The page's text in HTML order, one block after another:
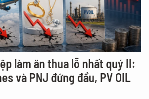
làm ăn thua lỗ nhất quý II:
và PNJ đứng đầu, PV OIL